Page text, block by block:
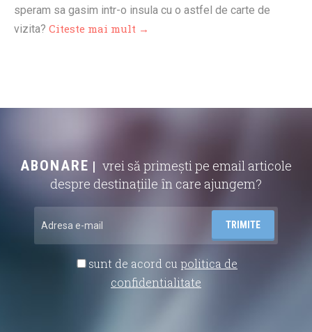
speram sa gasim intr-o insula cu o astfel de carte de
vizita? Citeste mai mult →
ABONARE
vrei să primești pe email articole
despre destinațiile în care ajungem?
sunt de acord cu politica de
confidentialitate